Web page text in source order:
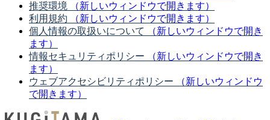
推奨環境
（新しいウィンドウで開きます）
利用規約
（新しいウィンドウで開きます）
個人情報の取扱いについて
（新しいウィンドウで開き
ます）
情報セキュリティポリシー
（新しいウィンドウで開き
ます）
ウェブアクセシビリティポリシー
（新しいウィンドウ
で開きます）